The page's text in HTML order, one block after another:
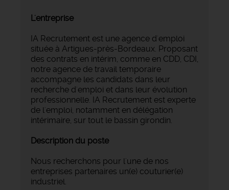
L'entreprise
IA Recrutement est une agence d'emploi
située à Artigues-près-Bordeaux. Proposant
des contrats en intérim, comme en CDD, CDI,
notre agence de travail temporaire
accompagne les candidats dans leur
recherche d'emploi et dans leur évolution
professionnelle. IA Recrutement est experte
de l'emploi, notamment en délégation
intérimaire, sur tout le bassin girondin.
Description du poste
Nous recherchons pour l'une de nos
entreprises partenaires un(e) couturier(e)
industriel.